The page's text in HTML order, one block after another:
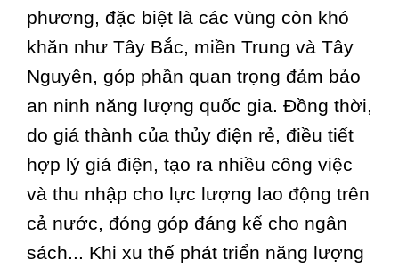
phương, đặc biệt là các vùng còn khó
khăn như Tây Bắc, miền Trung và Tây
Nguyên, góp phần quan trọng đảm bảo
an ninh năng lượng quốc gia. Đồng thời,
do giá thành của thủy điện rẻ, điều tiết
hợp lý giá điện, tạo ra nhiều công việc
và thu nhập cho lực lượng lao động trên
cả nước, đóng góp đáng kể cho ngân
sách... Khi xu thế phát triển năng lượng